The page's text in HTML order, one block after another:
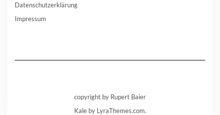
Datenschutzerklärung
Impressum
copyright by Rupert Baier
Kaleby LyraThemes.com.